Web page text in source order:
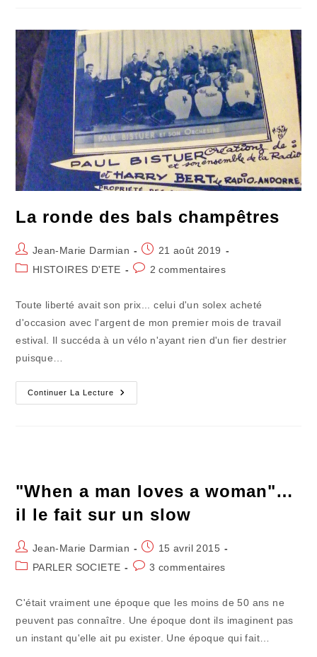
Fier
Destrier
La ronde des bals champêtres
Auteur/autrice
de
Jean-Marie Darmian
Publication
publiée :
21 août 2019
PostHISTOIRES D'ETE
Commentaires
2 commentaires
Toute liberté avait son prix... celui d'un solex acheté
d'occasion avec l'argent de mon premier mois de travail
estival. Il succéda à un vélo n'ayant rien d'un fier destrier
puisque…
Continuer La Lecture
La
Ronde
"When a man loves a woman"…
il le fait sur un slow
Auteur/autrice
de
Jean-Marie Darmian
Publication
publiée :
15 avril 2015
PostPARLER SOCIETE
Commentaires
publication :
3 commentaires
C'était vraiment une époque que les moins de 50 ans ne
peuvent pas connaître. Une époque dont ils imaginent pas
un instant qu'elle ait pu exister. Une époque qui fait…